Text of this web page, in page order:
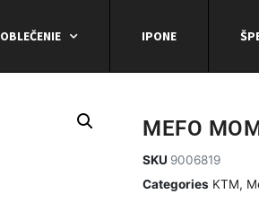
OBLEČENIE IPONE
MEFO
SKU 9006819
Categories KTM,